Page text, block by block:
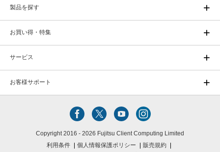
製品を探す
お買い得・特集
サービス
お客様サポート
Copyright 2016 - 2026 Fujitsu Client Computing Limited
利用条件
個人情報保護ポリシー 販売規約